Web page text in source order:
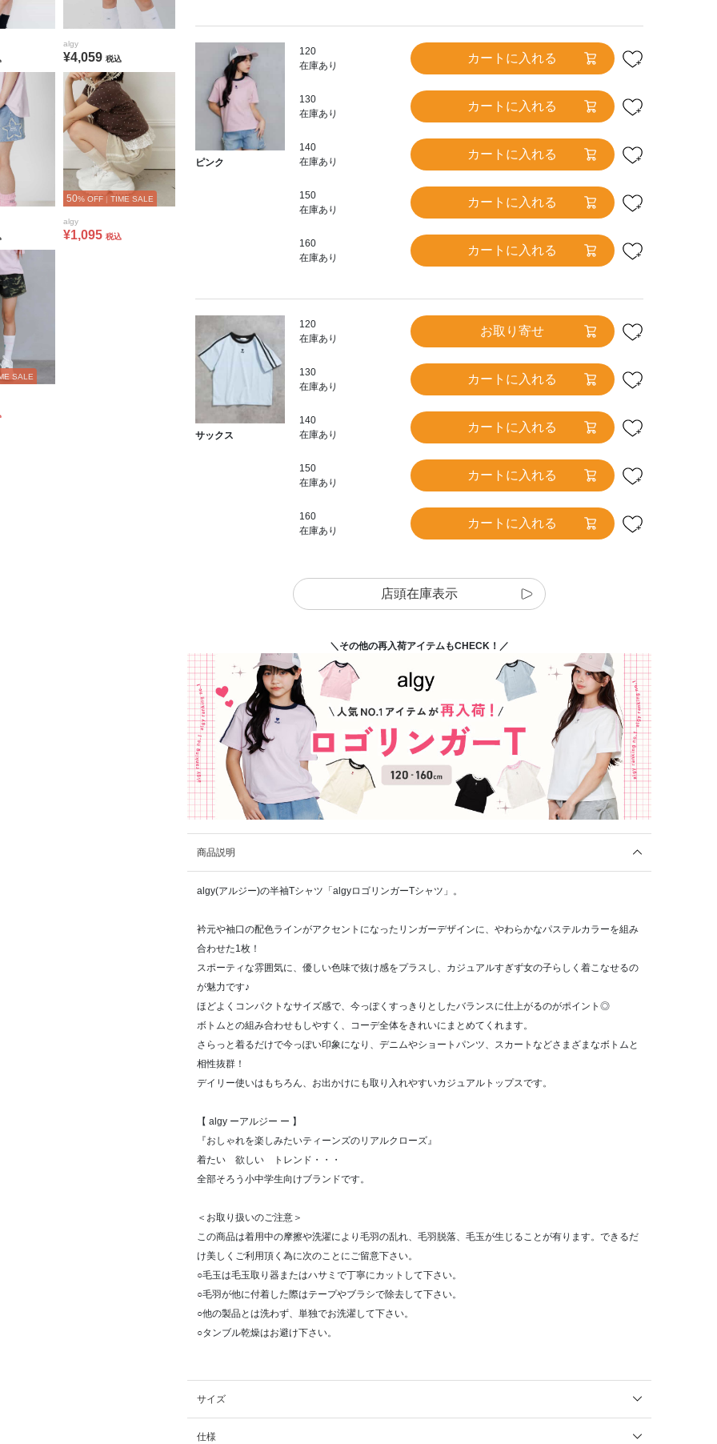
algy
¥4,059 税込
50% OFF | TIME SALE
algy
¥1,095 税込
SALE
ピンク
120
在庫あり
カートに入れる
130
在庫あり
カートに入れる
140
在庫あり
カートに入れる
150
在庫あり
カートに入れる
160
在庫あり
カートに入れる
サックス
120
在庫あり
お取り寄せ
130
在庫あり
カートに入れる
140
在庫あり
カートに入れる
150
在庫あり
カートに入れる
160
在庫あり
カートに入れる
店頭在庫表示
＼その他の再入荷アイテムもCHECK！／
商品説明
algy(アルジー)の半袖Tシャツ「algyロゴリンガーTシャツ」。
衿元や袖口の配色ラインがアクセントになったリンガーデザインに、やわらかなパステルカラーを組み
合わせた1枚！
スポーティな雰囲気に、優しい色味で抜け感をプラスし、カジュアルすぎず女の子らしく着こなせるの
が魅力です♪
ほどよくコンパクトなサイズ感で、今っぽくすっきりとしたバランスに仕上がるのがポイント◎
ボトムとの組み合わせもしやすく、コーデ全体をきれいにまとめてくれます。
さらっと着るだけで今っぽい印象になり、デニムやショートパンツ、スカートなどさまざまなボトムと
相性抜群！
デイリー使いはもちろん、お出かけにも取り入れやすいカジュアルトップスです。
【 algy ーアルジー ー 】
『おしゃれを楽しみたいティーンズのリアルクローズ』
着たい 欲しい トレンド・・・
全部そろう小中学生向けブランドです。
＜お取り扱いのご注意＞
この商品は着用中の摩擦や洗濯により毛羽の乱れ、毛羽脱落、毛玉が生じることが有ります。できるだ
け美しくご利用頂く為に次のことにご留意下さい。
○毛玉は毛玉取り器またはハサミで丁寧にカットして下さい。
○毛羽が他に付着した際はテープやブラシで除去して下さい。
○他の製品とは洗わず、単独でお洗濯して下さい。
○タンブル乾燥はお避け下さい。
サイズ
仕様